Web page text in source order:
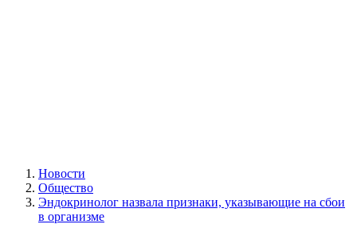
Новости
Общество
Эндокринолог назвала признаки, указывающие на сбои
в организме